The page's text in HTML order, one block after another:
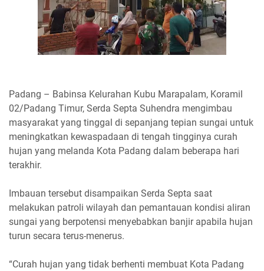
Padang – Babinsa Kelurahan Kubu Marapalam, Koramil
02/Padang Timur, Serda Septa Suhendra mengimbau
masyarakat yang tinggal di sepanjang tepian sungai untuk
meningkatkan kewaspadaan di tengah tingginya curah
hujan yang melanda Kota Padang dalam beberapa hari
terakhir.
Imbauan tersebut disampaikan Serda Septa saat
melakukan patroli wilayah dan pemantauan kondisi aliran
sungai yang berpotensi menyebabkan banjir apabila hujan
turun secara terus-menerus.
“Curah hujan yang tidak berhenti membuat Kota Padang